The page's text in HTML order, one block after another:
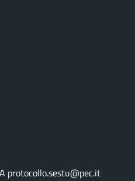
protocollo.sestu@pec.it